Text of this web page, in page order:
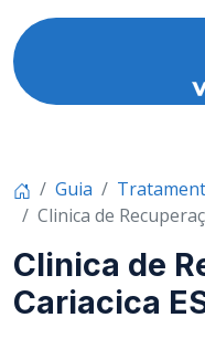
Guia
Clinica de
Clinica de
Cariacica